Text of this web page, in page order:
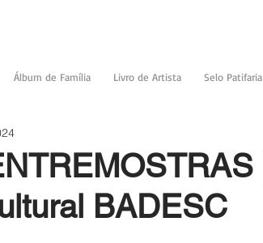
Álbum de Família Livro de Artista Selo Patifaria
|
BADESC